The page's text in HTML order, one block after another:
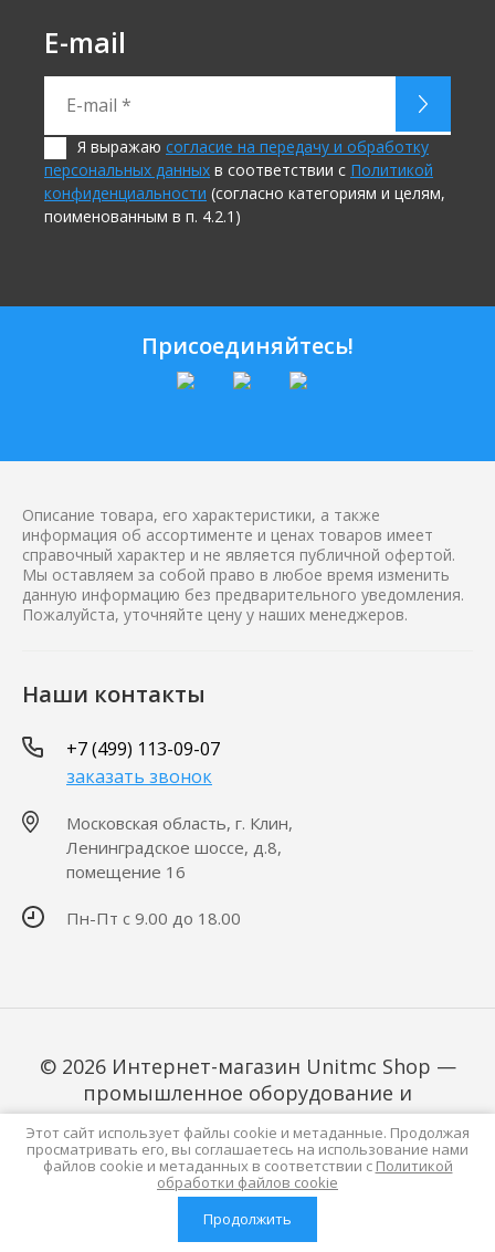
E-mail
Я выражаю согласие на передачу и обработку
персональных данных в соответствии с Политикой
конфиденциальности (согласно категориям и целям,
поименованным в п. 4.2.1)
Присоединяйтесь!
Описание товара, его характеристики, а также
информация об ассортименте и ценах товаров имеет
справочный характер и не является публичной офертой.
Мы оставляем за собой право в любое время изменить
данную информацию без предварительного уведомления.
Пожалуйста, уточняйте цену у наших менеджеров.
Наши контакты
+7 (499) 113-09-07
заказать звонок
Московская область, г. Клин,
Ленинградское шоссе, д.8,
помещение 16
Пн-Пт с 9.00 до 18.00
© 2026 Интернет-магазин Unitmc Shop —
промышленное оборудование и
компоненты
Политика конфиденциальности
Мегагрупп.ру
Этот сайт использует файлы cookie и метаданные. Продолжая
просматривать его, вы соглашаетесь на использование нами
файлов cookie и метаданных в соответствии с Политикой
обработки файлов cookie
Продолжить